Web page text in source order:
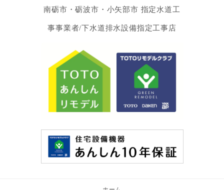
南砺市・砺波市・小矢部市 指定水道工
事事業者/下水道排水設備指定工事店